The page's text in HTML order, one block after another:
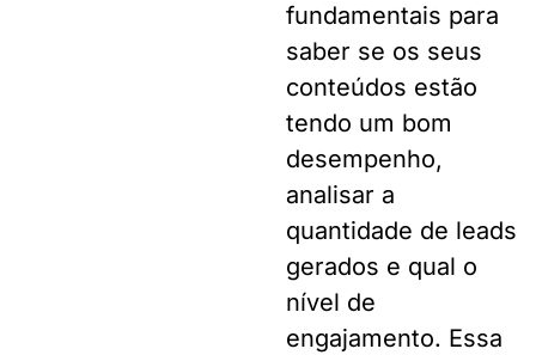
fundamentais para
saber se os seus
conteúdos estão
tendo um bom
desempenho,
analisar a
quantidade de leads
gerados e qual o
nível de
engajamento. Essa